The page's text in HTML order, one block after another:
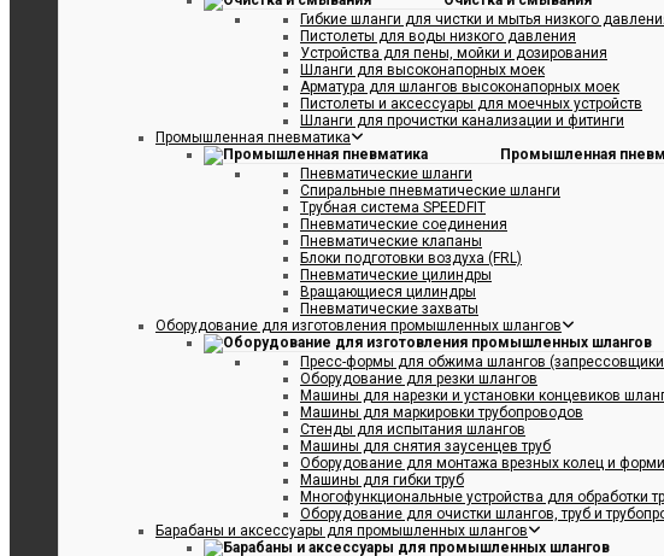
Гибкие шланги для чистки и мытья низкого
Пистолеты для воды низкого давления
Устройства для пены, мойки и дозирования
Шланги для высоконапорных моек
Арматура для шлангов высоконапорных моек
Пистолеты и аксессуары для моечных устройств
Шланги для прочистки канализации и фитинги
Промышленная пневматика
Промышленная
Пневматические шланги
Спиральные пневматические шланги
Tрубная система SPEEDFIT
Пневматические соединения
Пневматические клапаны
Блоки подготовки воздуха (FRL)
Пневматические цилиндры
Вращающиеся цилиндры
Пневматические захваты
Оборудование для изготовления промышленных шлангов
Пресс-формы для обжима шлангов (запрессовщики
Оборудование для резки шлангов
Машины для нарезки и установки концевиков
Машины для маркировки трубопроводов
Стенды для испытания шлангов
Машины для снятия заусенцев труб
Оборудование для монтажа врезных колец и
Машины для гибки труб
Многофункциональные устройства для обработки
Оборудование для очистки шлангов, труб и
Барабаны и аксессуары для промышленных шлангов